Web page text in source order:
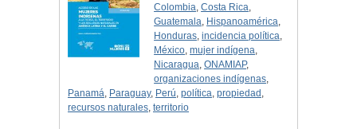
Colombia,Costa Rica,
Guatemala, Hispanoamérica,
Honduras,incidencia política,
México,mujer indígena,
Nicaragua,ONAMIAP,
organizaciones indígenas,
Panamá, Paraguay, Perú, política, propiedad ,
recursos naturales, territorio